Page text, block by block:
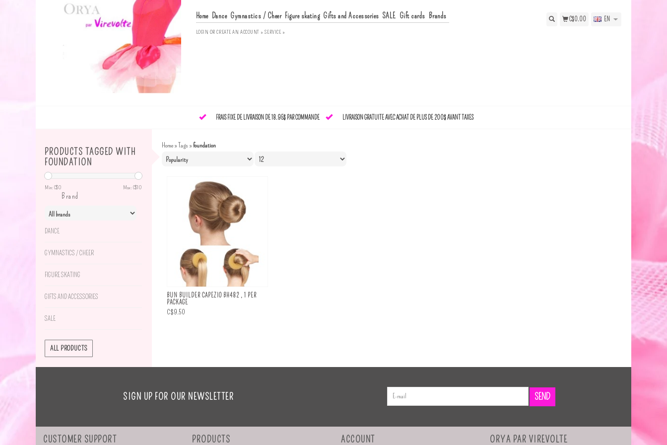
Home Dance Gymnastics / Cheer Figure skating Gifts and Accessories SALE Gift cards Brands
LOGIN ORCREATE AN ACCOUNT » SERVICE »
C$0.00 EN
FRAIS FIXE DE LIVRAISON DE 18.95$ PAR COMMANDE LIVRAISON GRATUITE AVEC ACHAT DE PLUS DE 200$ AVANT TAXES
PRODUCTS TAGGED WITH
FOUNDATION
Min: C$0 Max: C$10
Brand
DANCE
GYMNASTICS / CHEER
FIGURE SKATING
GIFTS AND ACCESSORIES
SALE
ALL PRODUCTS
Home»Tags »foundation
BUN BUILDER CAPEZIO BH482 , 1 PER
PACKAGE
C$9.50
SIGN UP FOR OUR NEWSLETTER SEND
CUSTOMER SUPPORT PRODUCTS ACCOUNT ORYA PAR VIREVOLTE